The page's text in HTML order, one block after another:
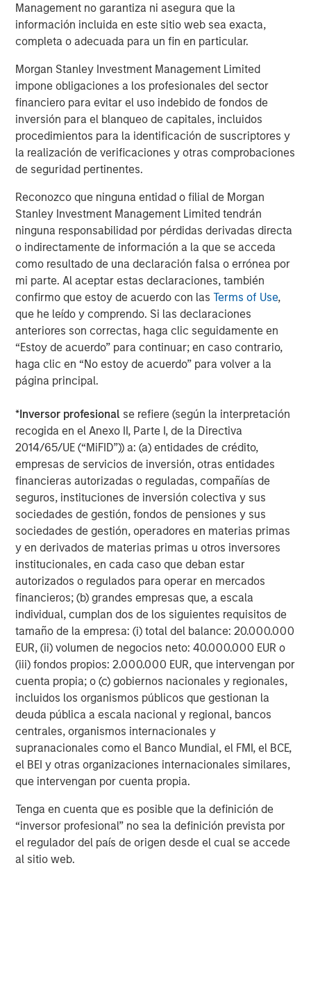
Management no garantiza ni asegura que la
información incluida en este sitio web sea exacta,
completa o adecuada para un fin en particular.
Morgan Stanley Investment Management Limited
impone obligaciones a los profesionales del sector
financiero para evitar el uso indebido de fondos de
inversión para el blanqueo de capitales, incluidos
procedimientos para la identificación de suscriptores y
la realización de verificaciones y otras comprobaciones
de seguridad pertinentes.
Reconozco que ninguna entidad o filial de Morgan
Stanley Investment Management Limited tendrán
ninguna responsabilidad por pérdidas derivadas directa
o indirectamente de información a la que se acceda
como resultado de una declaración falsa o errónea por
mi parte. Al aceptar estas declaraciones, también
confirmo que estoy de acuerdo con lasTerms of Use,
que he leído y comprendo. Si las declaraciones
anteriores son correctas, haga clic seguidamente en
“Estoy de acuerdo” para continuar; en caso contrario,
haga clic en “No estoy de acuerdo” para volver a la
página principal.
*Inversor profesional se refiere (según la interpretación
recogida en el Anexo II, Parte I, de la Directiva
2014/65/UE (“MiFID”)) a: (a) entidades de crédito,
empresas de servicios de inversión, otras entidades
financieras autorizadas o reguladas, compañías de
seguros, instituciones de inversión colectiva y sus
sociedades de gestión, fondos de pensiones y sus
sociedades de gestión, operadores en materias primas
y en derivados de materias primas u otros inversores
institucionales, en cada caso que deban estar
autorizados o regulados para operar en mercados
financieros; (b) grandes empresas que, a escala
individual, cumplan dos de los siguientes requisitos de
tamaño de la empresa: (i) total del balance: 20.000.000
EUR, (ii) volumen de negocios neto: 40.000.000 EUR o
(iii) fondos propios: 2.000.000 EUR, que intervengan por
cuenta propia; o (c) gobiernos nacionales y regionales,
incluidos los organismos públicos que gestionan la
deuda pública a escala nacional y regional, bancos
centrales, organismos internacionales y
supranacionales como el Banco Mundial, el FMI, el BCE,
el BEI y otras organizaciones internacionales similares,
que intervengan por cuenta propia.
Tenga en cuenta que es posible que la definición de
“inversor profesional” no sea la definición prevista por
el regulador del país de origen desde el cual se accede
al sitio web.
play may be too high due to arbitrage costs. Finally, skill
is obscured if the opportunity does not offer
differentiated payoffs.
To quantify opportunity, we look at dispersion. Dispersion
measures the range of returns for a group of stocks.
Generating a return in excess of the benchmark is really
hard if the gains or losses in the underlying stocks are all
very similar to those of the benchmark. On the other
hand, there is a bountiful opportunity to pick the winners,
avoid the losers and create a portfolio that meaningfully
stocks is high. Research shows that dispersion is a
reasonable proxy for breadth and that the results for
skillful mutual fund managers are better when dispersion
is high.
Display 1shows the relationship between breadth and the
gap between winners and losers. The data reveal that it is
very difficult for a manager to distinguish him or herself
in an asset class with low breadth and that the gap
between winners and losers is much more pronounced in
asset classes with high breadth.
Display 1: Higher Dispersion Allows for
Enhanced Expression of Skill Across Asset
Classes
Source: Joop Huij and Simon Lansdorp, “Mutual Fund
Performance Persistence, Market Efficiency, and Breadth,”
Working Paper, October 25, 2012.
Note: The chart is provided for illustrative purposes only and is
not meant to depict the performance of a specific investment.
Past performance is no guarantee of future results.
Looking at the relationship between annual dispersion
and standard deviation of alpha, a measure of the width
of the distribution of alpha, shows the same clear
relationship. More dispersion tends to spell more
opportunity. Talented managers need dispersion in order
to ply their skill.